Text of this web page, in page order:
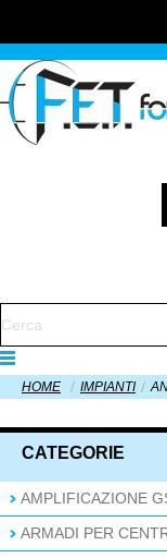
HOME IMPIANTI
CATEGORIE
AMPLIFICAZIONE
ARMADI PER